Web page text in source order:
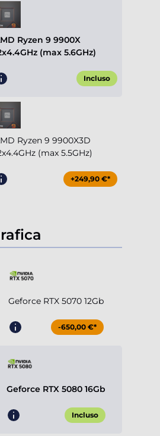
Ryzen 9 9900X
(max 5.6GHz)
Incluso
Ryzen 9 9900X3D
(max 5.5GHz)
+249,90 €*
Geforce RTX 5070 12Gb
-650,00 €*
Geforce RTX 5080 16Gb
Incluso